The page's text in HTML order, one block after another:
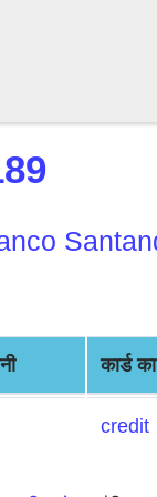
कार्ड
credit